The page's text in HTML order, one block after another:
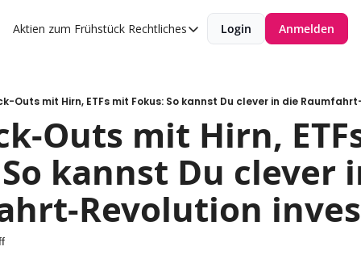
Aktien zum Frühstück Rechtliches
Rechtliches
Impressum
Login Anmelden
Outs mit Hirn, ETFs mit Fokus: So kannst Du clever in die
Outs mit Hirn,
kannst Du clever
Revolution